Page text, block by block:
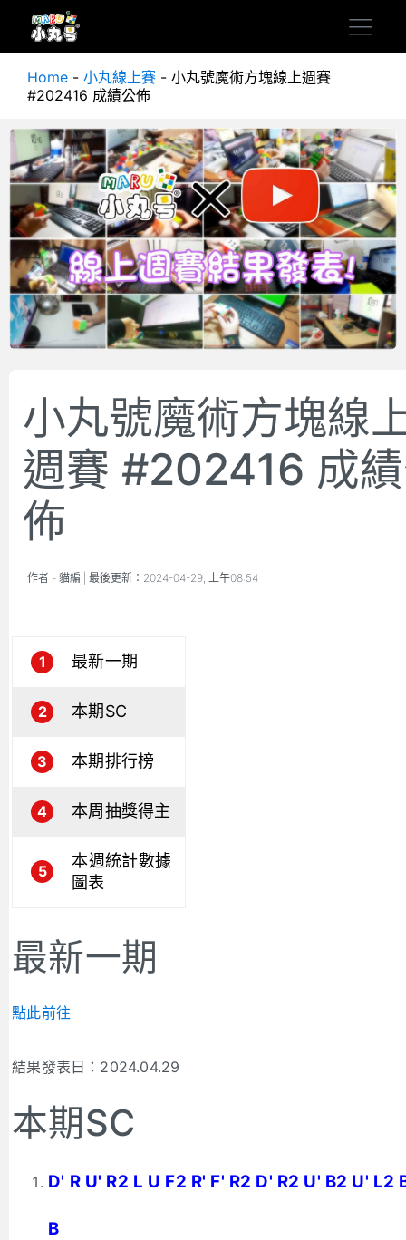
Home - 小丸線上賽 - 小丸號魔術方塊線上週賽
#202416 成績公佈
小丸號魔術方塊線
週賽 #202416 成
佈
作者 - 貓編 | 最後更新： 2024-04-29, 上午08:54
1 最新一期
2 本期SC
3 本期排行榜
4 本周抽獎得主
5
本週統計數據
圖表
最新一期
點此前往
結果發表日：2024.04.29
本期SC
D' R U' R2 L U F2 R' F' R2 D' R2 U' B2 U' L2
B